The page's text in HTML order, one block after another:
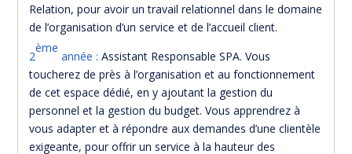
Relation, pour avoir un travail relationnel dans le domaine
de l’organisation d’un service et de l’accueil client.
2
ème
année : Assistant Responsable SPA. Vous
toucherez de près à l’organisation et au fonctionnement
de cet espace dédié, en y ajoutant la gestion du
personnel et la gestion du budget. Vous apprendrez à
vous adapter et à répondre aux demandes d’une clientèle
exigeante, pour offrir un service à la hauteur des